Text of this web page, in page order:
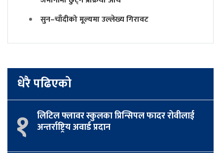
सुन–चाँदीको मूल्यमा उल्लेख्य गिरावट
धेरै पढिएको
१ लिटिल फ्लावर स्कुलका प्रिन्सिपल फादर रोवीलाई
अन्तर्राष्ट्रिय अवार्ड प्रदान